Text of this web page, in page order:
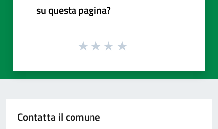
su questa pagina?
Contatta il comune